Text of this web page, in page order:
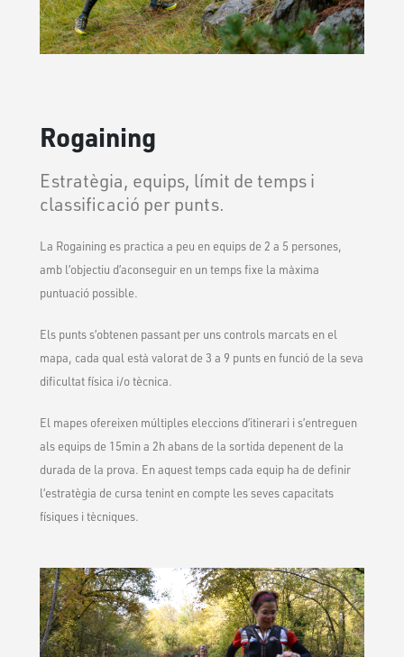
Rogaining
Estratègia, equips, límit de temps i
classificació per punts.
La Rogaining es practica a peu en equips de 2 a 5 persones,
amb l’objectiu d’aconseguir en un temps fixe la màxima
puntuació possible.
Els punts s’obtenen passant per uns controls marcats en el
mapa, cada qual està valorat de 3 a 9 punts en funció de la seva
dificultat física i/o tècnica.
El mapes ofereixen múltiples eleccions d’itinerari i s’entreguen
als equips de 15min a 2h abans de la sortida depenent de la
durada de la prova. En aquest temps cada equip ha de definir
l’estratègia de cursa tenint en compte les seves capacitats
físiques i tècniques.